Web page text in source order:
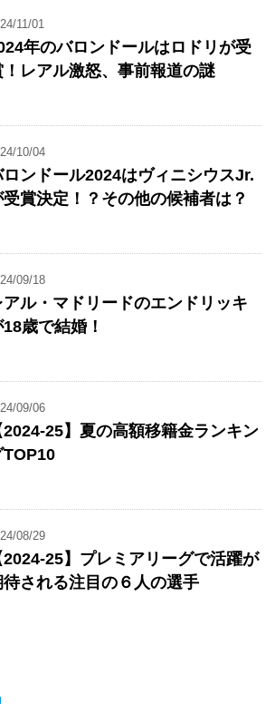
11/01
年のバロンドールはロドリが受
！レアル激怒、事前報道の謎
10/04
ロンドール2024はヴィニシウスJr.
受賞決定！？その他の候補者は？
09/18
アル・マドリードのエンドリッキ
18歳で結婚！
09/06
2024-25】夏の高額移籍金ランキン
TOP10
08/29
2024-25】プレミアリーグで活躍が
待される注目の６人の選手